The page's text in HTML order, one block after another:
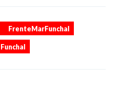
FrenteMarFunchal